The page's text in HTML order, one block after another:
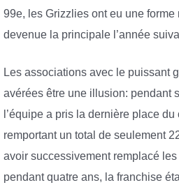
99e, les Grizzlies ont eu une
devenue la principale l’année
Les associations avec le puissant
avérées être une illusion: pendant
l’équipe a pris la dernière place
remportant un total de seulement
avoir successivement remplacé
pendant quatre ans, la franchise